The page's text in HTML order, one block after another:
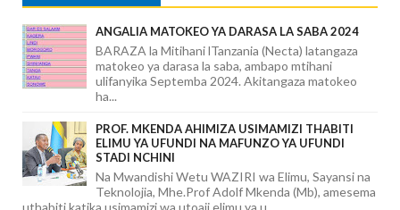
ANGALIA MATOKEO YA DARASA LA SABA 2024
BARAZA la Mitihani lTanzania (Necta) latangaza
matokeo ya darasa la saba, ambapo mtihani
ulifanyika Septemba 2024. Akitangaza matokeo
ha...
PROF. MKENDA AHIMIZA USIMAMIZI THABITI
ELIMU YA UFUNDI NA MAFUNZO YA UFUNDI
STADI NCHINI
Na Mwandishi Wetu WAZIRI wa Elimu, Sayansi na
Teknolojia, Mhe.Prof Adolf Mkenda (Mb), amesema